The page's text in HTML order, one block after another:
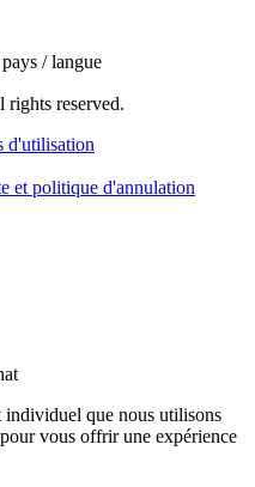
/ langue
rights reserved.
d'utilisation
et politique d'annulation
individuel que nous utilisons
vous offrir une expérience